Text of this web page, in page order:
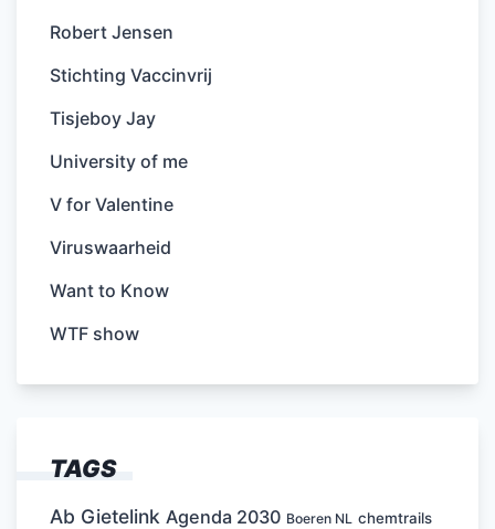
Robert Jensen
Stichting Vaccinvrij
Tisjeboy Jay
University of me
V for Valentine
Viruswaarheid
Want to Know
WTF show
TAGS
Ab Gietelink Agenda 2030 Boeren NL chemtrails